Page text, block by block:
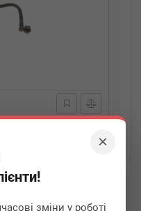
×
зміни у роботі
5 (F10/F11) B47 09-